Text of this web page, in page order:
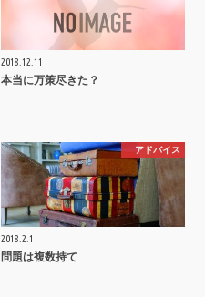
2018.12.11
本当に万策尽きた？
アドバイス
2018.2.1
問題は複数持て